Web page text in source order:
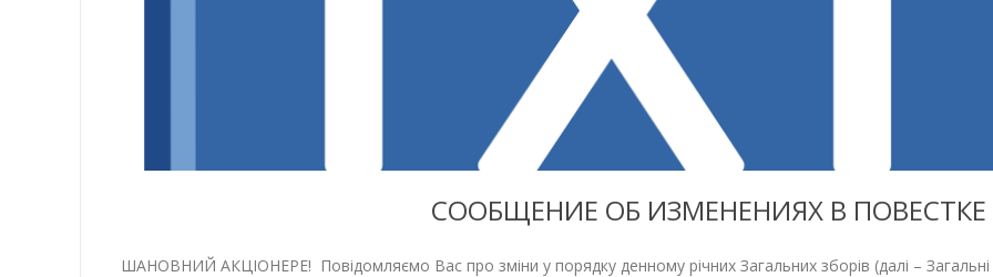
СООБЩЕНИЕ ОБ ИЗМЕНЕНИЯХ В
ШАНОВНИЙ АКЦІОНЕРЕ! Повідомляємо Вас про зміни у порядку денному річних Загальних зборів (далі –